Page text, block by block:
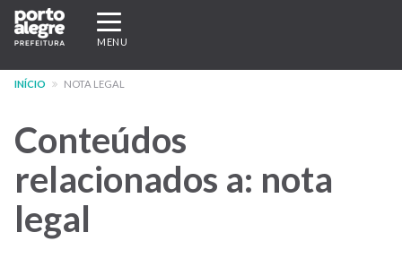
Pular
para
conteúdo
Expandir/recolher
navegação
MENU
INÍCIO NOTA LEGAL
Conteúdos
relacionados a: nota
legal